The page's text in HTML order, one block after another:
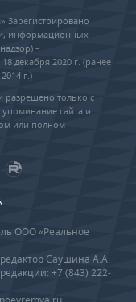
Зарегистрировано
информационных
–
декабря 2020 г. (ранее
г.)
разрешено только с
упоминание сайта и
или полном
ООО «Реальное
Саушина А.А.
+7 (843) 222-